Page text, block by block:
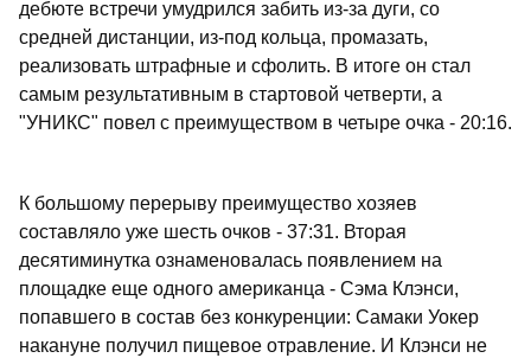
дебюте встречи умудрился забить из-за дуги, со
средней дистанции, из-под кольца, промазать,
реализовать штрафные и сфолить. В итоге он стал
самым результативным в стартовой четверти, а
"УНИКС" повел с преимуществом в четыре очка - 20:16.
К большому перерыву преимущество хозяев
составляло уже шесть очков - 37:31. Вторая
десятиминутка ознаменовалась появлением на
площадке еще одного американца - Сэма Клэнси,
попавшего в состав без конкуренции: Самаки Уокер
накануне получил пищевое отравление. И Клэнси не